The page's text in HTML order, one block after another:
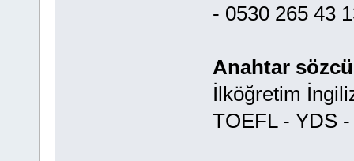
- 0530 265 43
Anahtar
İlköğretim
TOEFL - YDS